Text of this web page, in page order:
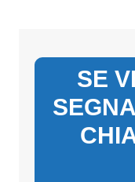
SE